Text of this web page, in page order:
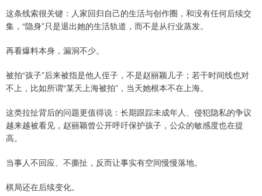
这条线索很关键：人家回归自己的生活与创作圈，和没有任何后续交
集，“隐身”只是退出她的生活轨道，而不是从行业蒸发。
再看爆料本身，漏洞不少。
被拍“孩子”后来被指是他人侄子，不是赵丽颖儿子；若干时间线也对
不上，比如所谓“某天上海被拍”，当天她根本不在上海。
这类拉扯背后的问题更值得说：长期跟踪未成年人、侵犯隐私的争议
越来越被看见，赵丽颖曾公开呼吁保护孩子，公众的敏感度也在提
高。
当事人不回应、不撕扯，反而让事实有空间慢慢落地。
棋局还在后续变化。